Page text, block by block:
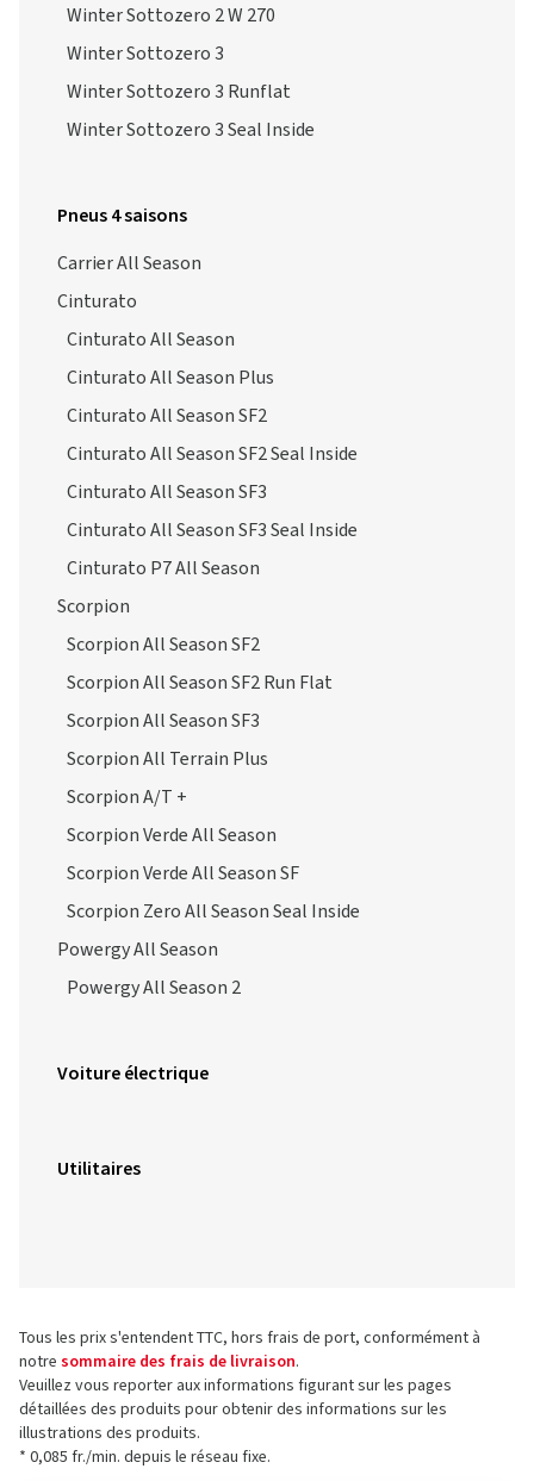
Winter Sottozero 2 W 270
Winter Sottozero 3
Winter Sottozero 3 Runflat
Winter Sottozero 3 Seal Inside
Pneus 4 saisons
Carrier All Season
Cinturato
Cinturato All Season
Cinturato All Season Plus
Cinturato All Season SF2
Cinturato All Season SF2 Seal Inside
Cinturato All Season SF3
Cinturato All Season SF3 Seal Inside
Cinturato P7 All Season
Scorpion
Scorpion All Season SF2
Scorpion All Season SF2 Run Flat
Scorpion All Season SF3
Scorpion All Terrain Plus
Scorpion A/T +
Scorpion Verde All Season
Scorpion Verde All Season SF
Scorpion Zero All Season Seal Inside
Powergy All Season
Powergy All Season 2
Voiture électrique
Utilitaires
Tous les prix s'entendent TTC, hors frais de port, conformément à
notre sommaire des frais de livraison.
Veuillez vous reporter aux informations figurant sur les pages
détaillées des produits pour obtenir des informations sur les
illustrations des produits.
* 0,085 fr./min. depuis le réseau fixe.